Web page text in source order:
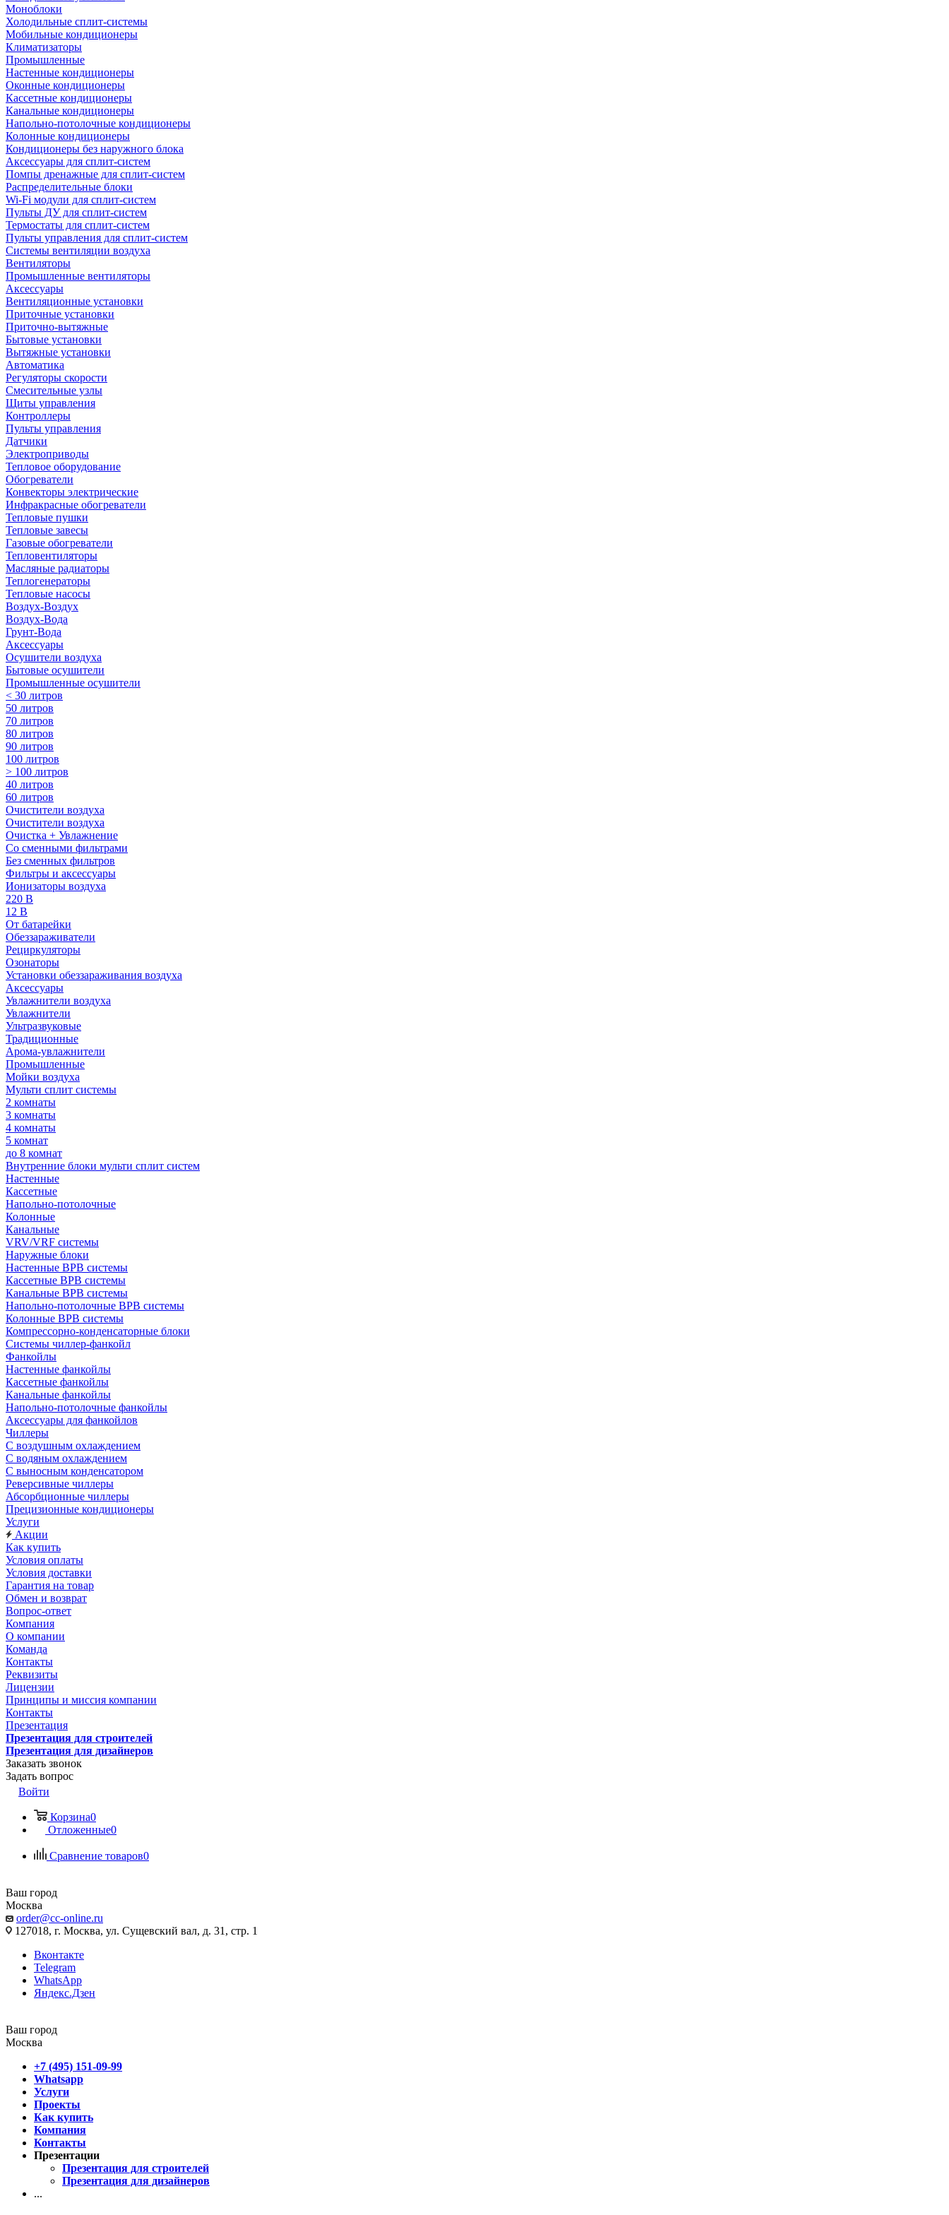
Моноблоки
Холодильные сплит-системы
Мобильные кондиционеры
Климатизаторы
Промышленные
Настенные кондиционеры
Оконные кондиционеры
Кассетные кондиционеры
Канальные кондиционеры
Напольно-потолочные кондиционеры
Колонные кондиционеры
Кондиционеры без наружного блока
Аксессуары для сплит-систем
Помпы дренажные для сплит-систем
Распределительные блоки
Wi-Fi модули для сплит-систем
Пульты ДУ для сплит-систем
Термостаты для сплит-систем
Пульты управления для сплит-систем
Системы вентиляции воздуха
Вентиляторы
Промышленные вентиляторы
Аксессуары
Вентиляционные установки
Приточные установки
Приточно-вытяжные
Бытовые установки
Вытяжные установки
Автоматика
Регуляторы скорости
Смесительные узлы
Щиты управления
Контроллеры
Пульты управления
Датчики
Электроприводы
Тепловое оборудование
Обогреватели
Конвекторы электрические
Инфракрасные обогреватели
Тепловые пушки
Тепловые завесы
Газовые обогреватели
Тепловентиляторы
Масляные радиаторы
Теплогенераторы
Тепловые насосы
Воздух-Воздух
Воздух-Вода
Грунт-Вода
Аксессуары
Осушители воздуха
Бытовые осушители
Промышленные осушители
< 30 литров
50 литров
70 литров
80 литров
90 литров
100 литров
> 100 литров
40 литров
60 литров
Очистители воздуха
Очистители воздуха
Очистка + Увлажнение
Cо сменными фильтрами
Без сменных фильтров
Фильтры и аксессуары
Ионизаторы воздуха
220 В
12 В
От батарейки
Обеззараживатели
Рециркуляторы
Озонаторы
Установки обеззараживания воздуха
Аксессуары
Увлажнители воздуха
Увлажнители
Ультразвуковые
Традиционные
Арома-увлажнители
Промышленные
Мойки воздуха
Мульти сплит системы
2 комнаты
3 комнаты
4 комнаты
5 комнат
до 8 комнат
Внутренние блоки мульти сплит систем
Настенные
Кассетные
Напольно-потолочные
Колонные
Канальные
VRV/VRF системы
Наружные блоки
Настенные ВРВ системы
Кассетные ВРВ системы
Канальные ВРВ системы
Напольно-потолочные ВРВ системы
Колонные ВРВ системы
Компрессорно-конденсаторные блоки
Системы чиллер-фанкойл
Фанкойлы
Настенные фанкойлы
Кассетные фанкойлы
Канальные фанкойлы
Напольно-потолочные фанкойлы
Аксессуары для фанкойлов
Чиллеры
С воздушным охлаждением
С водяным охлаждением
С выносным конденсатором
Реверсивные чиллеры
Абсорбционные чиллеры
Прецизионные кондиционеры
Услуги
Акции
Как купить
Условия оплаты
Условия доставки
Гарантия на товар
Обмен и возврат
Вопрос-ответ
Компания
О компании
Команда
Контакты
Реквизиты
Лицензии
Принципы и миссия компании
Контакты
Презентация
Презентация для строителей
Презентация для дизайнеров
Заказать звонок
Задать вопрос
Войти
Корзина0
Отложенные0
Сравнение товаров0
Ваш город
Москва
order@cc-online.ru
127018, г. Москва, ул. Сущевский вал, д. 31, стр. 1
Вконтакте
Telegram
WhatsApp
Яндекс.Дзен
Ваш город
Москва
+7 (495) 151-09-99
Whatsapp
Услуги
Проекты
Как купить
Компания
Контакты
Презентации
Презентация для строителей
Презентация для дизайнеров
...